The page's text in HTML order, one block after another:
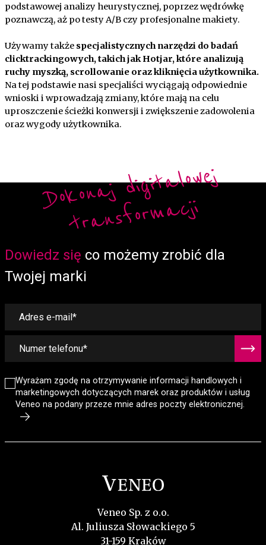
podstawowej analizy heurystycznej, poprzez wędrówkę
poznawczą, aż po testy A/B czy profesjonalne makiety.
Używamy także specjalistycznych narzędzi do badań
clicktrackingowych, takich jak Hotjar, które analizują
ruchy myszką, scrollowanie oraz kliknięcia użytkownika.
Na tej podstawie nasi specjaliści wyciągają odpowiednie
wnioski i wprowadzają zmiany, które mają na celu
uproszczenie ścieżki konwersji i zwiększenie zadowolenia
oraz wygody użytkownika.
Dowiedz się co możemy zrobić dla
Twojej marki
Wyrażam zgodę na otrzymywanie informacji handlowych i
marketingowych dotyczących marek oraz produktów i usług
Veneo na podany przeze mnie adres poczty elektronicznej.
Do
ko
n
aj
di
gi
t
alo
w
ej
t
r
a
ns
fo
r
m
a
cji
Veneo Sp. z o.o.
Al. Juliusza Słowackiego 5
31-159 Kraków